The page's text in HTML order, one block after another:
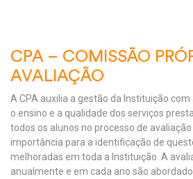
CPA – COMISSÃO
AVALIAÇÃO
A CPA auxilia a gestão da Instituição
o ensino e a qualidade dos serviços
todos os alunos no processo de
importância para a identificação de
melhoradas em toda a Instituição. A
anualmente e em cada ano são